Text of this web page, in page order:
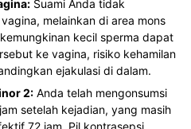
Suami Anda tidak
melainkan di area mons
kecil sperma dapat
ke vagina, risiko kehamilan
ejakulasi di dalam.
2: Anda telah mengonsumsi
setelah kejadian, yang masih